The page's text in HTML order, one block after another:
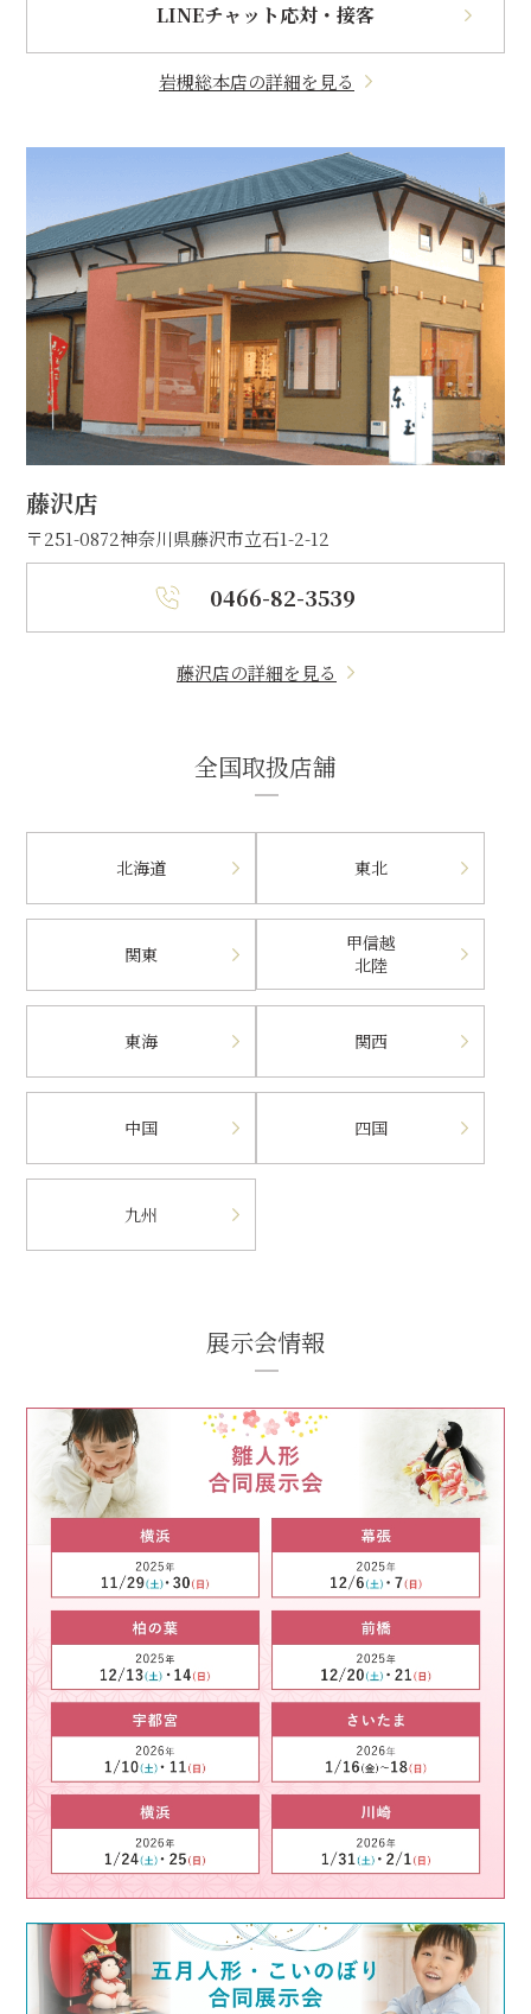
LINEチャット応対・接客
岩槻総本店の詳細を見る
藤沢店
〒251-0872神奈川県藤沢市立石1-2-12
0466-82-3539
藤沢店の詳細を見る
全国取扱店舗
北海道 東北
関東
甲信越
北陸
東海 関西
中国 四国
九州
展示会情報